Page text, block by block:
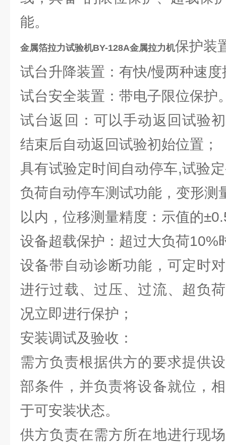
能。
金属箔拉力试验机BY-128A金属拉力机保护装
试台升降装置：有快/慢两种速
试台安全装置：带电子限位保护
试台返回：可以手动返回试验
结束后自动返回试验初始位置；
具有试验定时间自动停车,试验
负荷自动停车测试功能，变形测
以内，位移测量精度：示值的
设备超载保护：超过大负荷10%
设备带自动诊断功能，可定时
进行过载、过压、过流、超负
况立即进行保护；
安装调试及验收：
需方负责根据供方的要求提供
部条件，并负责将设备就位，
于可安装状态。
供方负责在需方所在地进行现